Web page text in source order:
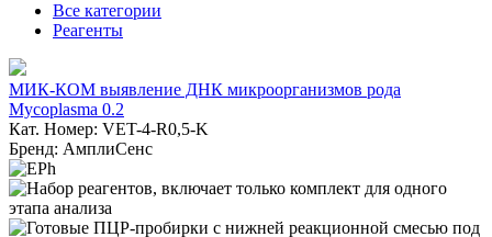
Все категории
Реагенты
МИК-КОМ выявление ДНК микроорганизмов рода
Mycoplasma 0.2
Кат. Номер: VET-4-R0,5-K
Бренд: АмплиСенс